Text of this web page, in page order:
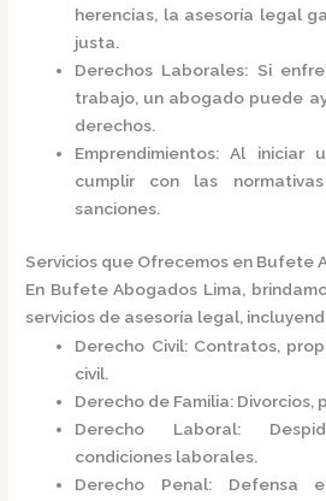
herencias, la asesoría legal
justa.
Derechos Laborales: Si
trabajo, un abogado puede
derechos.
Emprendimientos: Al iniciar
cumplir con las
sanciones.​
Servicios que Ofrecemos en Bufete
En Bufete Abogados Lima,
servicios de asesoría legal,
Derecho Civil: Contratos,
civil.
Derecho de Familia: Divorcios,
Derecho Laboral:
condiciones laborales.
Derecho Penal: Defensa